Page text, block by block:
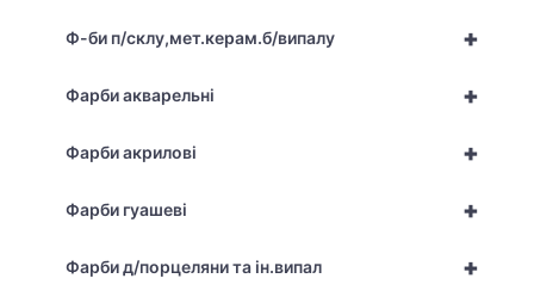
+
Ф-би п/склу,мет.керам.б/випалу
+
Фарби акварельні
+
Фарби акрилові
+
Фарби гуашеві
+
Фарби д/порцеляни та ін.випал